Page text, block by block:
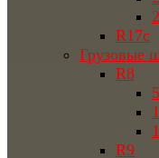
R17c
Грузовые
R8
R9